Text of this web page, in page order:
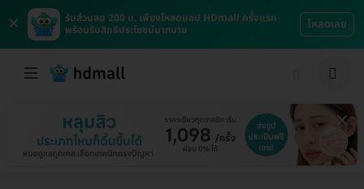
×
รับส่วนลด 200 บ. เพียงโหลดแอป HDmall ครั้งแรก
พร้อมรับสิทธิประโยชน์มากมาย
โหลดเลย